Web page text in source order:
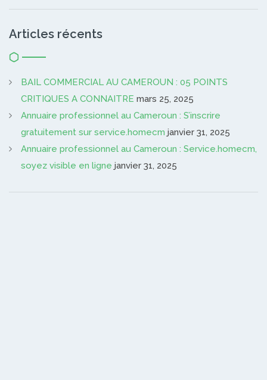
Articles récents
BAIL COMMERCIAL AU CAMEROUN : 05 POINTS
CRITIQUES A CONNAITRE mars 25, 2025
Annuaire professionnel au Cameroun : S’inscrire
gratuitement sur service.homecm janvier 31, 2025
Annuaire professionnel au Cameroun : Service.homecm,
soyez visible en ligne janvier 31, 2025